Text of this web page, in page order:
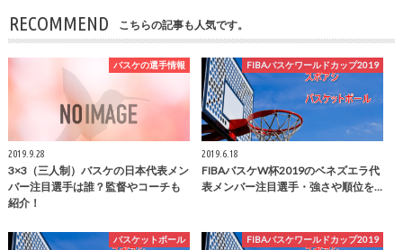
RECOMMEND こちらの記事も人気です。
バスケの選手情報
2019.9.28
3×3（三人制）バスケの日本代表メン
バー注目選手は誰？監督やコーチも
紹介！
FIBAバスケワールドカップ2019
2019.6.18
FIBAバスケW杯2019のベネズエラ代
表メンバー注目選手・強さや順位を…
バスケットボール FIBAバスケワールドカップ2019